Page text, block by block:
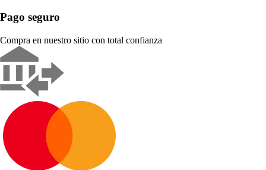
Pago seguro
Compra en nuestro sitio con total confianza